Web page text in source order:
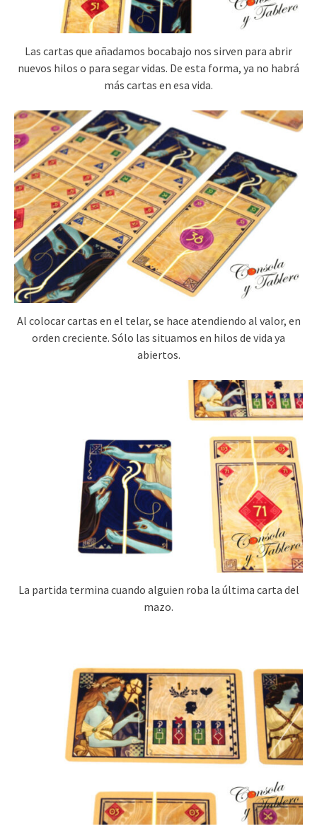
Las cartas que añadamos bocabajo nos sirven para abrir
nuevos hilos o para segar vidas. De esta forma, ya no habrá
más cartas en esa vida.
Al colocar cartas en el telar, se hace atendiendo al valor, en
orden creciente. Sólo las situamos en hilos de vida ya
abiertos.
La partida termina cuando alguien roba la última carta del
mazo.